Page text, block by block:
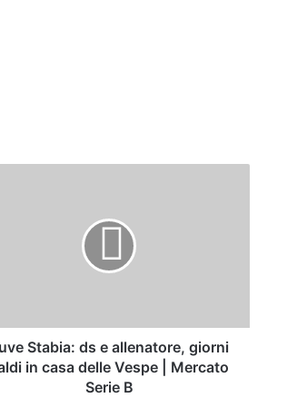
Stabia: ds e allenatore, giorni
in casa delle Vespe | Mercato
Serie B